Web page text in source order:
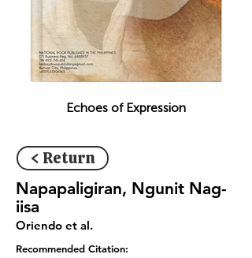
Echoes of Expression
< Return
Napapaligiran, Ngunit Nag-
iisa
Oriendo et al.
Recommended Citation: